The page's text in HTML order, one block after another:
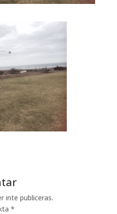
inte publiceras.
*